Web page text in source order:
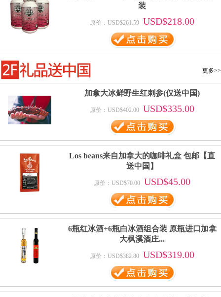
装
原价：USD$261.59 USD$218.00
更多>>
加拿大冰鲜野生红刺参(仅送中国)
原价：USD$402.00 USD$335.00
Los beans来自加拿大的咖啡礼盒 包邮【直
送中国】
原价：USD$70.00 USD$45.00
6瓶红冰酒+6瓶白冰酒组合装 原瓶进口加拿
大枫溪酒庄...
原价：USD$382.80 USD$319.00